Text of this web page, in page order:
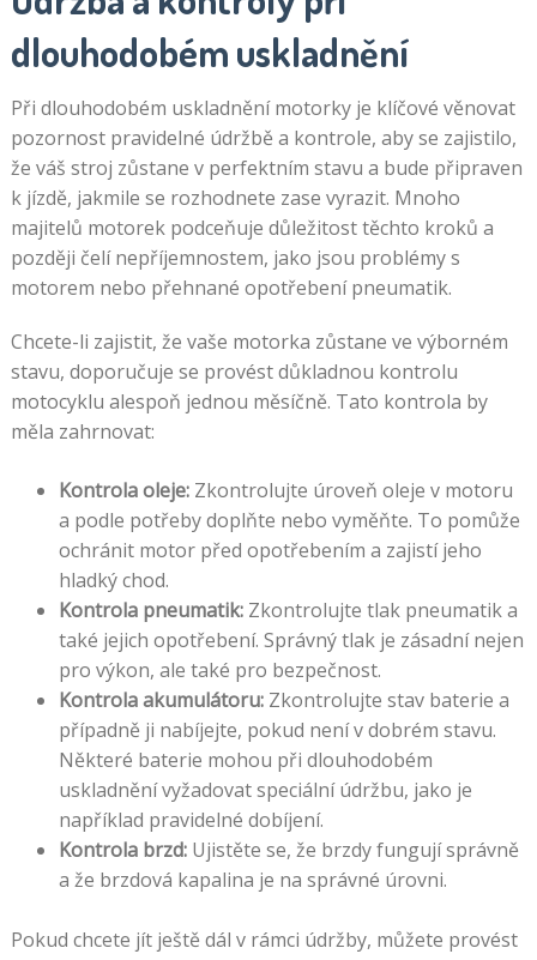
dlouhodobém uskladnění
Při dlouhodobém uskladnění motorky je klíčové věnovat
pozornost pravidelné údržbě a kontrole, aby se zajistilo,
že váš stroj zůstane v perfektním stavu a bude připraven
k jízdě, jakmile se rozhodnete zase vyrazit. Mnoho
majitelů motorek podceňuje důležitost těchto kroků a
později čelí nepříjemnostem, jako jsou problémy s
motorem nebo přehnané opotřebení pneumatik.
Chcete-li zajistit, že vaše motorka zůstane ve výborném
stavu, doporučuje se provést důkladnou kontrolu
motocyklu alespoň jednou měsíčně. Tato kontrola by
měla zahrnovat:
Kontrola oleje:Zkontrolujte úroveň oleje v motoru
a podle potřeby doplňte nebo vyměňte. To pomůže
ochránit motor před opotřebením a zajistí jeho
hladký chod.
Kontrola pneumatik:Zkontrolujte tlak pneumatik a
také jejich opotřebení. Správný tlak je zásadní nejen
pro výkon, ale také pro bezpečnost.
Kontrola akumulátoru:Zkontrolujte stav baterie a
případně ji nabíjejte, pokud není v dobrém stavu.
Některé baterie mohou při dlouhodobém
uskladnění vyžadovat speciální údržbu, jako je
například pravidelné dobíjení.
Kontrola brzd:Ujistěte se, že brzdy fungují správně
a že brzdová kapalina je na správné úrovni.
Pokud chcete jít ještě dál v rámci údržby, můžete provést